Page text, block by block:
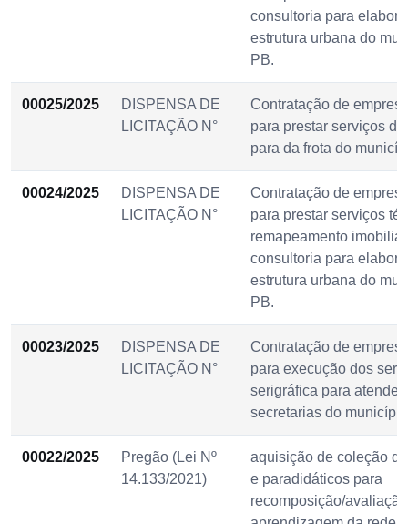
consultoria para
estrutura urbana do
PB.
00025/2025
DISPENSA DE
LICITAÇÃO N°
Contratação de
para prestar serviços
para da frota do
00024/2025
DISPENSA DE
LICITAÇÃO N°
Contratação de
para prestar serviços
remapeamento
consultoria para
estrutura urbana do
PB.
00023/2025
DISPENSA DE
LICITAÇÃO N°
Contratação de
para execução dos
serigráfica para atender
secretarias do
00022/2025
Pregão (Lei Nº
14.133/2021)
aquisição de coleção
e paradidáticos para
recomposição/